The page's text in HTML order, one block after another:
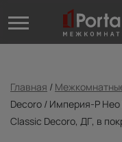
Главная /
Decoro / Империя-Р Нео
Classic Decoro, ДГ, в